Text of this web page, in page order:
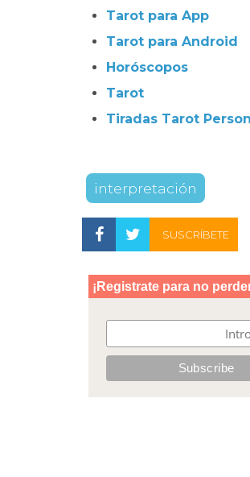
Tarot para App
Tarot para Android
Horóscopos
Tarot
Tiradas Tarot
interpretación
SUSCRÍBETE